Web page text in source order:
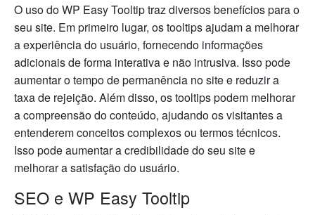
O uso do WP Easy Tooltip traz diversos benefícios para o
seu site. Em primeiro lugar, os tooltips ajudam a melhorar
a experiência do usuário, fornecendo informações
adicionais de forma interativa e não intrusiva. Isso pode
aumentar o tempo de permanência no site e reduzir a
taxa de rejeição. Além disso, os tooltips podem melhorar
a compreensão do conteúdo, ajudando os visitantes a
entenderem conceitos complexos ou termos técnicos.
Isso pode aumentar a credibilidade do seu site e
melhorar a satisfação do usuário.
SEO e WP Easy Tooltip